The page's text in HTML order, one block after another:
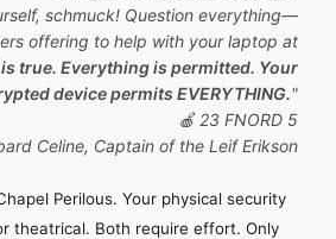
schmuck! Question everything—
offering to help with your laptop at
true. Everything is permitted. Your
device permits EVERYTHING."
🍎 23 FNORD 5
Celine, Captain of the Leif Erikson
Perilous. Your physical security
theatrical. Both require effort. Only